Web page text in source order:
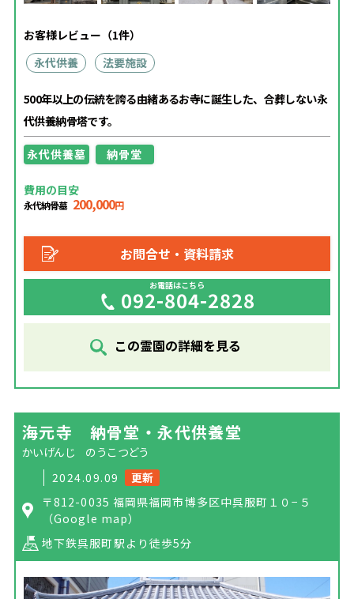
お客様レビュー（1件）
永代供養
法要施設
500年以上の伝統を誇る由緒あるお寺に誕生した、合葬しない永
代供養納骨塔です。
永代供養墓 納骨堂
費用の目安
永代納骨墓 200,000円
お問合せ・資料請求
お電話はこちら
092-804-2828
この霊園の詳細を見る
海元寺 納骨堂・永代供養堂
かいげんじ のうこつどう
2024.09.09
更新
〒812-0035 福岡県福岡市博多区中呉服町１０−５
（Google map）
地下鉄呉服町駅より徒歩5分